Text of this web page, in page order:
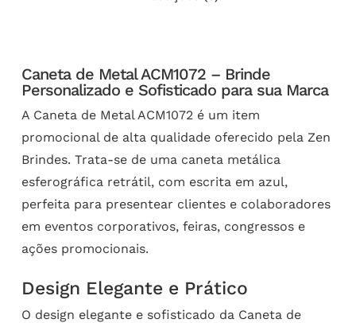
Caneta de Metal ACM1072 – Brinde
Personalizado e Sofisticado para sua Marca
A Caneta de Metal ACM1072 é um item
promocional de alta qualidade oferecido pela Zen
Brindes. Trata-se de uma caneta metálica
esferográfica retrátil, com escrita em azul,
perfeita para presentear clientes e colaboradores
em eventos corporativos, feiras, congressos e
ações promocionais.
Design Elegante e Prático
O design elegante e sofisticado da Caneta de